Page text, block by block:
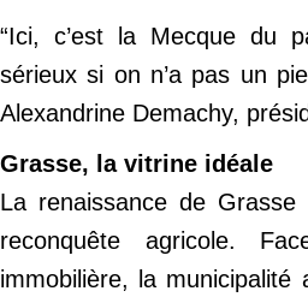
“Ici, c’est la Mecque du
sérieux si on n’a pas un
Alexandrine Demachy,
Grasse, la vitrine idéale
La renaissance de
reconquête agricole.
immobilière, la municipalité